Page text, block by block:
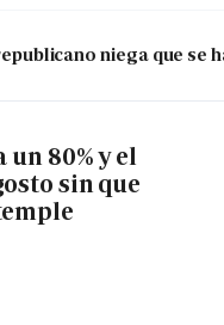
niega que se
80% y el
sin que